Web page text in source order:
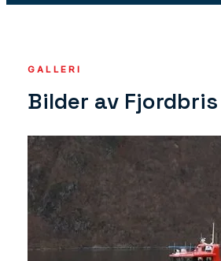
GALLERI
Bilder av Fjordbris